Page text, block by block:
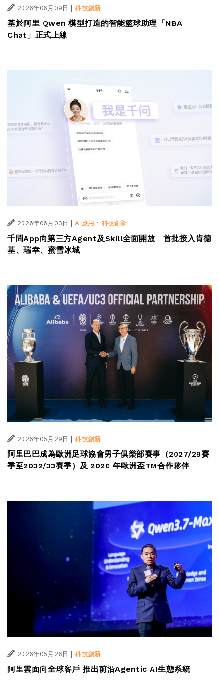
2026年06月09日 | 科技創新
基於阿里 Qwen 模型打造的智能籃球助理「NBA
Chat」正式上線
2026年06月03日 | AI應用 · 科技創新
千問App向第三方Agent及Skill全面開放 首批接入肯德
基、瑞幸、蜜雪冰城
2026年05月29日 | 科技創新
阿里巴巴成為歐洲足球協會男子俱樂部賽事（2027/28賽
季至2032/33賽季）及 2028 年歐洲盃TM合作夥伴
2026年05月26日 科技創新
阿里雲面向全球客戶 推出前沿Agentic AI生態系統